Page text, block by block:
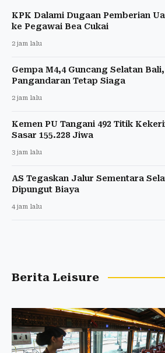
KPK Dalami Dugaan Pemberian
ke Pegawai Bea Cukai
2 jam lalu
Gempa M4,4 Guncang Selatan
Pangandaran Tetap Siaga
2 jam lalu
Kemen PU Tangani 492 Titik
Sasar 155.228 Jiwa
3 jam lalu
AS Tegaskan Jalur Sementara
Dipungut Biaya
4 jam lalu
Berita Leisure